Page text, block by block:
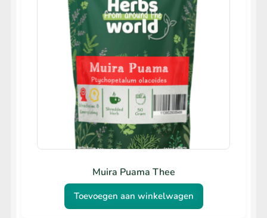
optie
kan
gekozen
worden
op
de
productpagina
Muira Puama Thee
Toevoegen aan winkelwagen